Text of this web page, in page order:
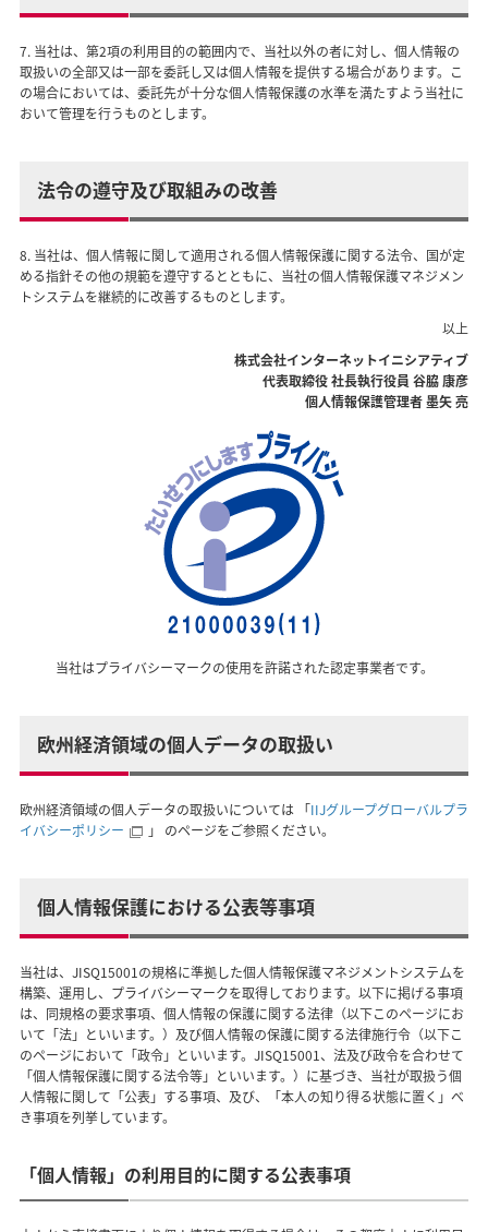
7. 当社は、第2項の利用目的の範囲内で、当社以外の者に対し、個人情報の
取扱いの全部又は一部を委託し又は個人情報を提供する場合があります。こ
の場合においては、委託先が十分な個人情報保護の水準を満たすよう当社に
おいて管理を行うものとします。
法令の遵守及び取組みの改善
8. 当社は、個人情報に関して適用される個人情報保護に関する法令、国が定
める指針その他の規範を遵守するとともに、当社の個人情報保護マネジメン
トシステムを継続的に改善するものとします。
以上
株式会社インターネットイニシアティブ
代表取締役 社長執行役員 谷脇 康彦
個人情報保護管理者 墨矢 亮
当社はプライバシーマークの使用を許諾された認定事業者です。
欧州経済領域の個人データの取扱い
欧州経済領域の個人データの取扱いについては 「IIJグループグローバルプラ
イバシーポリシー
」 のページをご参照ください。
個人情報保護における公表等事項
当社は、JISQ15001の規格に準拠した個人情報保護マネジメントシステムを
構築、運用し、プライバシーマークを取得しております。以下に掲げる事項
は、同規格の要求事項、個人情報の保護に関する法律（以下このページにお
いて「法」といいます。）及び個人情報の保護に関する法律施行令（以下こ
のページにおいて「政令」といいます。JISQ15001、法及び政令を合わせて
「個人情報保護に関する法令等」といいます。）に基づき、当社が取扱う個
人情報に関して「公表」する事項、及び、「本人の知り得る状態に置く」べ
き事項を列挙しています。
「個人情報」の利用目的に関する公表事項